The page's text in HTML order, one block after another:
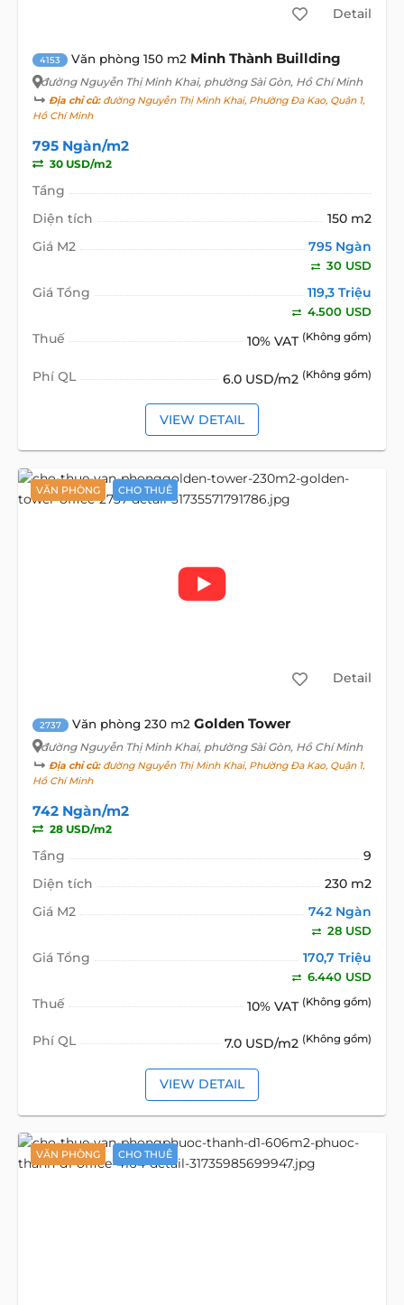
Detail
4153 Văn phòng 150 m2 Minh Thành Buillding
đường Nguyễn Thị Minh Khai, phường Sài Gòn, Hồ Chí Minh
Địa chỉ cũ:đường Nguyễn Thị Minh Khai, Phường Đa Kao, Quận 1,
Hồ Chí Minh
795 Ngàn/m2
30 USD/m2
Tầng
Diện tích
150 m2
Giá M2
795 Ngàn
30 USD
Giá Tổng 119,3 Triệu
4.500 USD
Thuế 10% VAT (Không gồm)
Phí QL 6.0 USD/m2 (Không gồm)
VIEW DETAIL
VĂN PHÒNG CHO THUÊ
Detail
2737 Văn phòng 230 m2 Golden Tower
đường Nguyễn Thị Minh Khai, phường Sài Gòn, Hồ Chí Minh
Địa chỉ cũ:đường Nguyễn Thị Minh Khai, Phường Đa Kao, Quận 1,
Hồ Chí Minh
742 Ngàn/m2
28 USD/m2
Tầng
9
Diện tích
230 m2
Giá M2
742 Ngàn
28 USD
Giá Tổng 170,7 Triệu
6.440 USD
Thuế 10% VAT (Không gồm)
Phí QL 7.0 USD/m2 (Không gồm)
VIEW DETAIL
VĂN PHÒNG CHO THUÊ